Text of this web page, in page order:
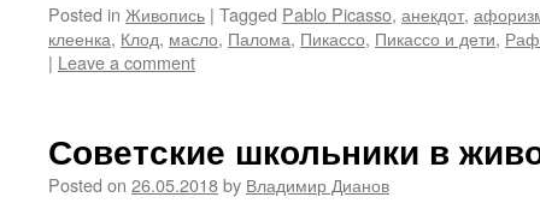
Posted in Живопись | Tagged Pablo Picasso, анекдот,
клеенка, Клод, масло, Палома, Пикассо, Пикассо и дети,
| Leave a comment
Советские школьники в
Posted on 26.05.2018by Владимир Дианов